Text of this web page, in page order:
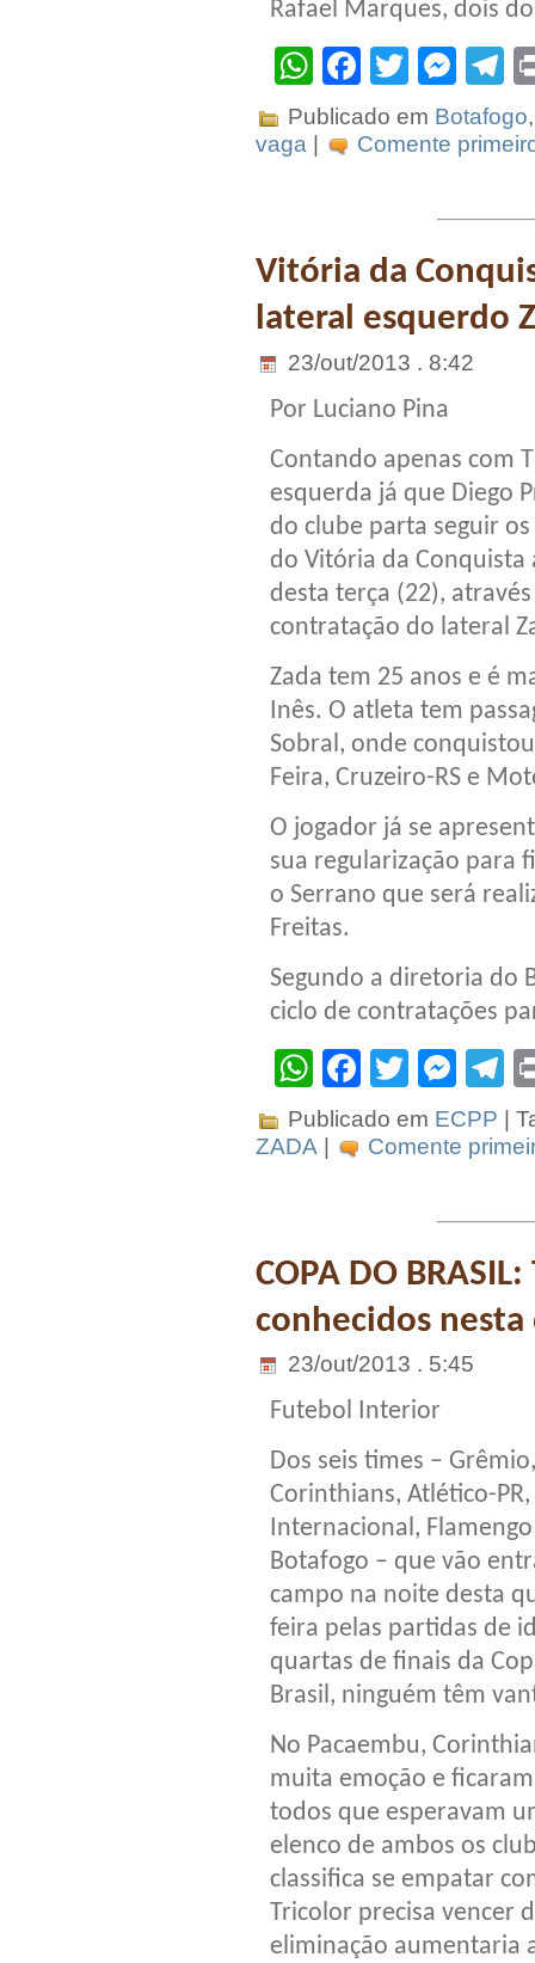
Rafael Marques, dois
WhatsApp
Facebook
Twitter
Publicado em Botafogo
vaga
Comente
Vitória da
lateral esquerdo
23/out/2013 . 8:42
Por Luciano Pina
Contando apenas com
esquerda já que Diego
do clube parta seguir
do Vitória da
desta terça (22),
contratação do lateral
Zada tem 25 anos e é
Inês. O atleta tem
Sobral, onde
Feira, Cruzeiro-RS e
O jogador já se
sua regularização para
o Serrano que será
Freitas.
Segundo a diretoria do
ciclo de contratações
WhatsApp
Facebook
Twitter
Publicado em ECPP |
ZADA
Comente
COPA DO
conhecidos
23/out/2013 . 5:45
Futebol Interior
Dos seis times – Grêmio,
Corinthians, Atlético-PR,
Internacional,
Botafogo – que vão
campo na noite desta
feira pelas partidas de
quartas de finais da
Brasil, ninguém têm
No Pacaembu,
muita emoção e
todos que esperavam
elenco de ambos os
classifica se empatar
Tricolor precisa vencer
eliminação aumentaria